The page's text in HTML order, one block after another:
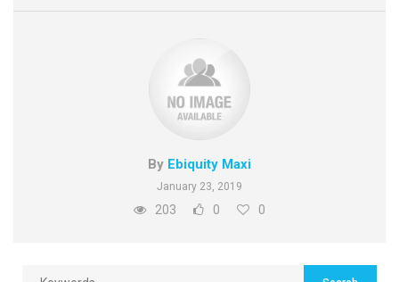
By Ebiquity Maxi
January 23, 2019
203 0 0